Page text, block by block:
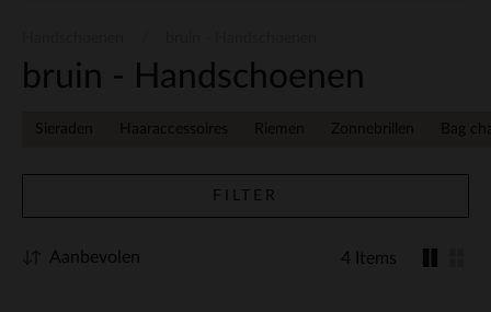
bruin - Handschoenen
Sieraden Haaraccessoires Riemen Zonnebrillen Bag
FILTER
4 Items
Aanbevolen